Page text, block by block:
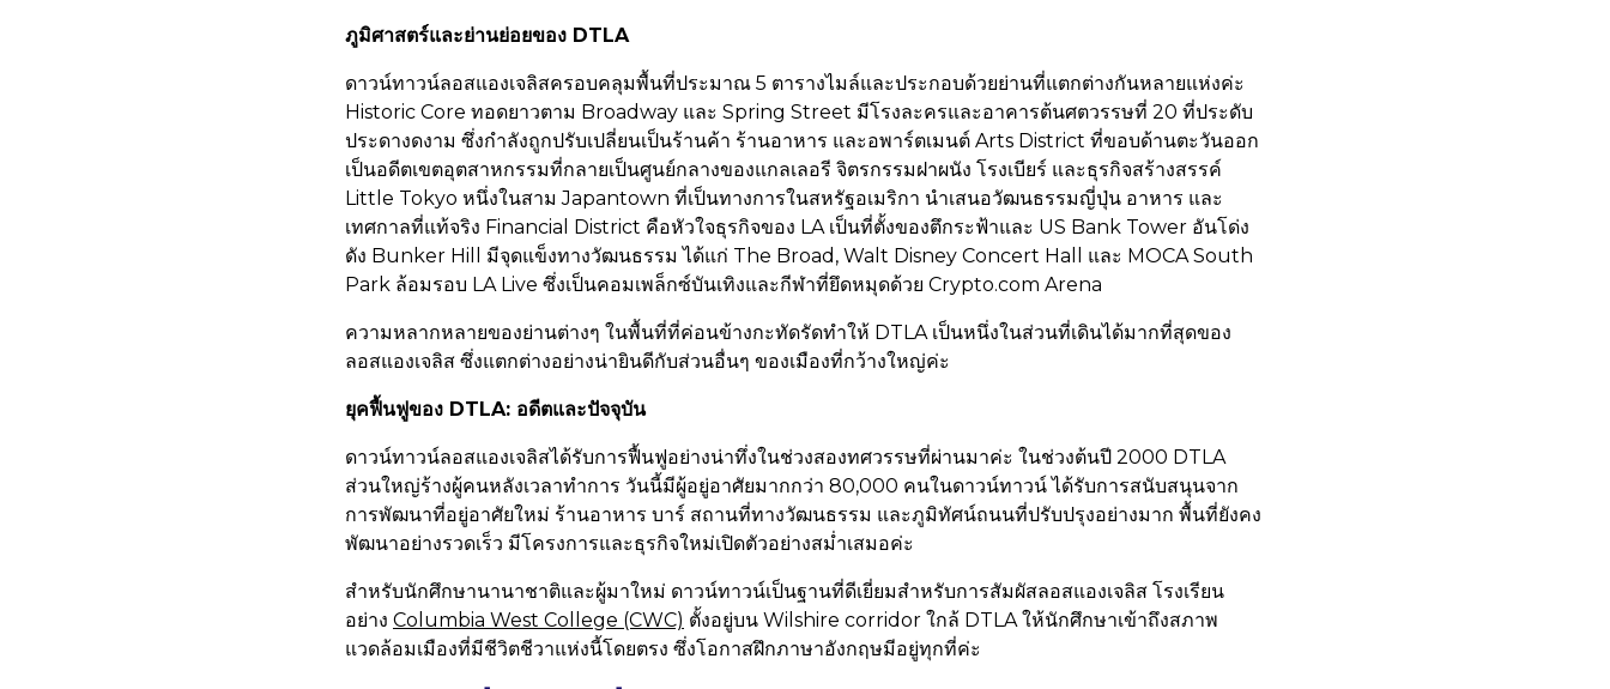
ภูมิศาสตร์และย่านย่อยของ DTLA
ดาวน์ทาวน์ลอสแองเจลิสครอบคลุมพื้นที่ประมาณ 5 ตารางไมล์และประกอบด้วยย่านที่แตกต่างกันหลายแห่งค่ะ
Historic Core ทอดยาวตาม Broadway และ Spring Street มีโรงละครและอาคารต้นศตวรรษที่ 20 ที่ประดับ
ประดางดงาม ซึ่งกำลังถูกปรับเปลี่ยนเป็นร้านค้า ร้านอาหาร และอพาร์ตเมนต์ Arts District ที่ขอบด้านตะวันออก
เป็นอดีตเขตอุตสาหกรรมที่กลายเป็นศูนย์กลางของแกลเลอรี จิตรกรรมฝาผนัง โรงเบียร์ และธุรกิจสร้างสรรค์
Little Tokyo หนึ่งในสาม Japantown ที่เป็นทางการในสหรัฐอเมริกา นำเสนอวัฒนธรรมญี่ปุ่น อาหาร และ
เทศกาลที่แท้จริง Financial District คือหัวใจธุรกิจของ LA เป็นที่ตั้งของตึกระฟ้าและ US Bank Tower อันโด่ง
ดัง Bunker Hill มีจุดแข็งทางวัฒนธรรม ได้แก่ The Broad, Walt Disney Concert Hall และ MOCA South
Park ล้อมรอบ LA Live ซึ่งเป็นคอมเพล็กซ์บันเทิงและกีฬาที่ยึดหมุดด้วย Crypto.com Arena
ความหลากหลายของย่านต่างๆ ในพื้นที่ที่ค่อนข้างกะทัดรัดทำให้ DTLA เป็นหนึ่งในส่วนที่เดินได้มากที่สุดของ
ลอสแองเจลิส ซึ่งแตกต่างอย่างน่ายินดีกับส่วนอื่นๆ ของเมืองที่กว้างใหญ่ค่ะ
ยุคฟื้นฟูของ DTLA: อดีตและปัจจุบัน
ดาวน์ทาวน์ลอสแองเจลิสได้รับการฟื้นฟูอย่างน่าทึ่งในช่วงสองทศวรรษที่ผ่านมาค่ะ ในช่วงต้นปี 2000 DTLA
ส่วนใหญ่ร้างผู้คนหลังเวลาทำการ วันนี้มีผู้อยู่อาศัยมากกว่า 80,000 คนในดาวน์ทาวน์ ได้รับการสนับสนุนจาก
การพัฒนาที่อยู่อาศัยใหม่ ร้านอาหาร บาร์ สถานที่ทางวัฒนธรรม และภูมิทัศน์ถนนที่ปรับปรุงอย่างมาก พื้นที่ยังคง
พัฒนาอย่างรวดเร็ว มีโครงการและธุรกิจใหม่เปิดตัวอย่างสม่ำเสมอค่ะ
สำหรับนักศึกษานานาชาติและผู้มาใหม่ ดาวน์ทาวน์เป็นฐานที่ดีเยี่ยมสำหรับการสัมผัสลอสแองเจลิส โรงเรียน
อย่าง Columbia West College (CWC) ตั้งอยู่บน Wilshire corridor ใกล้ DTLA ให้นักศึกษาเข้าถึงสภาพ
แวดล้อมเมืองที่มีชีวิตชีวาแห่งนี้โดยตรง ซึ่งโอกาสฝึกภาษาอังกฤษมีอยู่ทุกที่ค่ะ